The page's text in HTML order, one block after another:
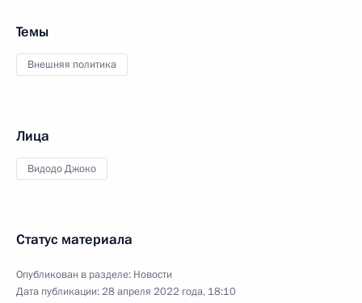
Темы
Внешняя политика
Лица
Видодо Джоко
Статус материала
Опубликован в разделе: Новости
Дата публикации:28 апреля 2022 года, 18:10